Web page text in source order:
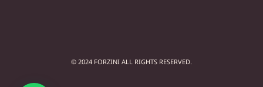
© 2024 FORZINI ALL RIGHTS RESERVED.